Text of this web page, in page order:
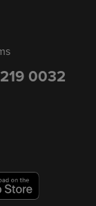
0032